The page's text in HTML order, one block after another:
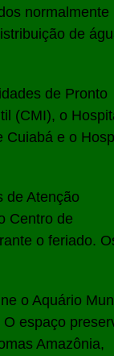
normalmente
de
de Pronto
(CMI), o
e o
de Atenção
Centro de
o feriado.
o Aquário
espaço
Amazônia,